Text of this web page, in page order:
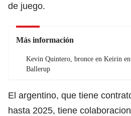
de juego.
Más información
Kevin Quintero, bronce en Keirin
Ballerup
El argentino, que tiene
hasta 2025, tiene